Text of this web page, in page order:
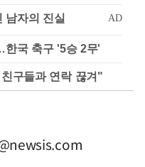
국 축구 '5승 2무'
구들과 연락 끊겨"